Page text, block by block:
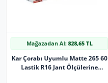
Mağazadan Al: 828,65 TL
Kar Çorabı Uyumlu Matte 265 60
Lastik R16 Jant Ölçülerine